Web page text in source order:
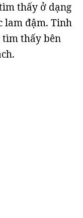
thấy ở dạng
lam đậm. Tinh
thấy bên